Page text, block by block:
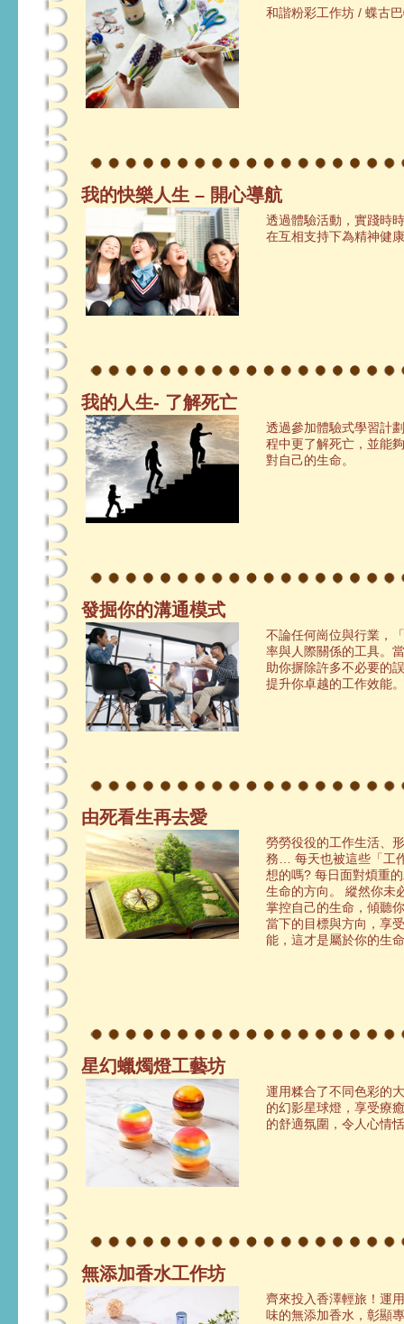
和諧粉彩工作坊 / 蝶古
我的快樂人生 – 開心導航
透過體驗活動，實踐時
在互相支持下為精神健
我的人生- 了解死亡
透過參加體驗式學習計
程中更了解死亡，並能
對自己的生命。
發掘你的溝通模式
不論任何崗位與行業，
率與人際關係的工具。
助你摒除許多不必要的
提升你卓越的工作效能。
由死看生再去愛
勞勞役役的工作生活、
務… 每天也被這些「工
想的嗎? 每日面對煩重
生命的方向。 縱然你未
掌控自己的生命，傾聽
當下的目標與方向，享
能，這才是屬於你的生
星幻蠟燭燈工藝坊
運用糅合了不同色彩的
的幻影星球燈，享受療
的舒適氛圍，令人心情
無添加香水工作坊
齊來投入香澤輕旅！運
味的無添加香水，彰顯